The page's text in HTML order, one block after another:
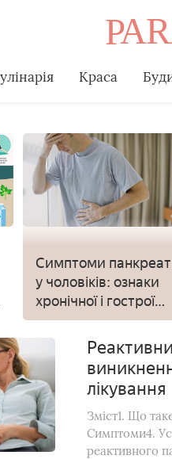
Краса
Симптоми
у чоловіків: ознаки
хронічної і гострої
форми
лікування
Зміст1. Що
Симптоми4.
реактивного